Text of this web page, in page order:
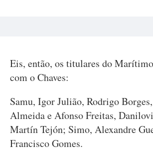
Eis, então, os titulares do
com o Chaves:
Samu, Igor Julião, Rodrigo
Almeida e Afonso Freitas,
Martín Tejón; Simo, Alexandre
Francisco Gomes.